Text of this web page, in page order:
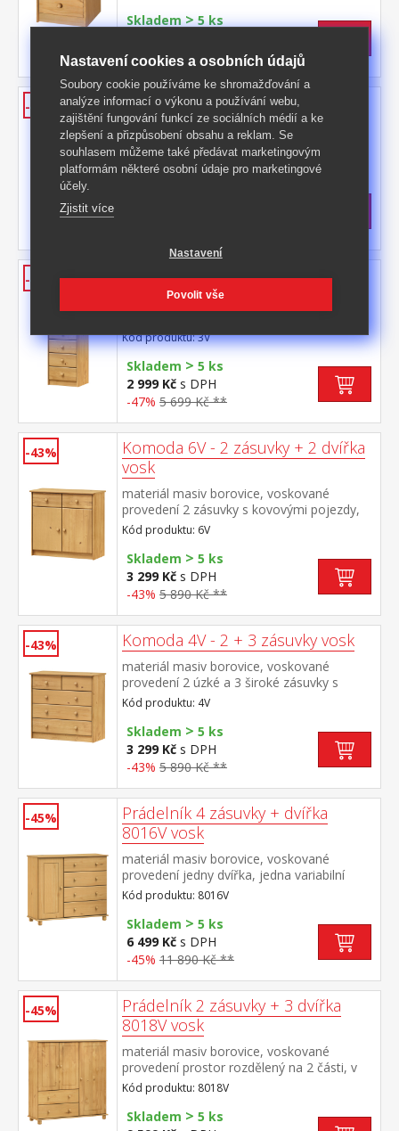
Skladem>5 ks
-44% 1 790 Kč **
-41% Komoda 2V - 3 zásuvky vosk
materiál masiv borovice, voskované
provedení 3 zásuvky s kovovými pojezdy,
hloubka zásuvky 27,5 cm
Kód produktu: 2V
-47% Komoda 3V - 6 zásuvek vosk
materiál masiv borovice, voskované
provedení 6 zásuvek s kovovými pojezdy,
hloubka zásuvky 27,5 cm
Kód produktu: 3V
Skladem > 5 ks
2 999 Kč s DPH
-47% 5 699 Kč **
-43%
Komoda 6V - 2 zásuvky + 2 dvířka
vosk
materiál masiv borovice, voskované
provedení 2 zásuvky s kovovými pojezdy,
skřínka s dvířky a variabilní policí, hloubka
zásuvky 27,5 cm
Kód produktu: 6V
Skladem > 5 ks
3 299 Kč s DPH
-43% 5 890 Kč **
-43% Komoda 4V - 2 + 3 zásuvky vosk
materiál masiv borovice, voskované
provedení 2 úzké a 3 široké zásuvky s
kovovými pojezdy, hloubka zásuvky 27,5
Kód produktu: 4V
Skladem > 5 ks
3 299 Kč s DPH
-43% 5 890 Kč **
-45%
Prádelník 4 zásuvky + dvířka
8016V vosk
materiál masiv borovice, voskované
provedení jedny dvířka, jedna variabilní
police 4 široké zásuvky s kovovými pojezdy,
hloubka zásuvky 33,5 cm
Kód produktu: 8016V
Skladem > 5 ks
6 499 Kč s DPH
-45% 11 890 Kč **
-45%
Prádelník 2 zásuvky + 3 dvířka
8018V vosk
materiál masiv borovice, voskované
provedení prostor rozdělený na 2 části, v
užší části 1 dvířka a 2 variabilní police v širší
části 2 dvířka s 1 variabilní policí, 2 zásuvky
s kovovými pojezdy
Kód produktu: 8018V
Skladem > 5 ks
Nastavení cookies a osobních údajů
Soubory cookie používáme ke shromažďování a
analýze informací o výkonu a používání webu,
zajištění fungování funkcí ze sociálních médií a ke
zlepšení a přizpůsobení obsahu a reklam. Se
souhlasem můžeme také předávat marketingovým
platformám některé osobní údaje pro marketingové
účely.
Zjistit více
Nastavení
Povolit vše